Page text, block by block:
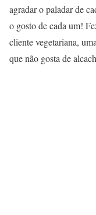
agradar o paladar de
o gosto de cada um!
cliente vegetariana,
que não gosta de